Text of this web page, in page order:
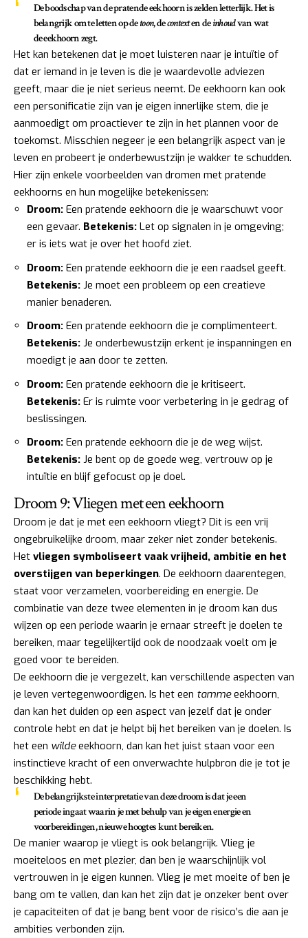
De boodschap van de pratende eekhoorn is zelden letterlijk. Het is
belangrijk om te letten op detoon, decontexten deinhoudvan wat
de eekhoorn zegt.
Het kan betekenen dat je moet luisteren naar je intuïtie of
dat er iemand in je leven is die je waardevolle adviezen
geeft, maar die je niet serieus neemt. De eekhoorn kan ook
een personificatie zijn van je eigen innerlijke stem, die je
aanmoedigt om proactiever te zijn in het plannen voor de
toekomst. Misschien negeer je een belangrijk aspect van je
leven en probeert je onderbewustzijn je wakker te schudden.
Hier zijn enkele voorbeelden van dromen met pratende
eekhoorns en hun mogelijke betekenissen:
Droom: Een pratende eekhoorn die je waarschuwt voor
een gevaar. Betekenis: Let op signalen in je omgeving;
er is iets wat je over het hoofd ziet.
Droom: Een pratende eekhoorn die je een raadsel geeft.
Betekenis: Je moet een probleem op een creatieve
manier benaderen.
Droom: Een pratende eekhoorn die je complimenteert.
Betekenis: Je onderbewustzijn erkent je inspanningen en
moedigt je aan door te zetten.
Droom: Een pratende eekhoorn die je kritiseert.
Betekenis: Er is ruimte voor verbetering in je gedrag of
beslissingen.
Droom: Een pratende eekhoorn die je de weg wijst.
Betekenis: Je bent op de goede weg, vertrouw op je
intuïtie en blijf gefocust op je doel.
Droom 9: Vliegen met een eekhoorn
Droom je dat je met een eekhoorn vliegt? Dit is een vrij
ongebruikelijke droom, maar zeker niet zonder betekenis.
Het vliegen symboliseert vaak vrijheid, ambitie en het
overstijgen van beperkingen. De eekhoorn daarentegen,
staat voor verzamelen, voorbereiding en energie. De
combinatie van deze twee elementen in je droom kan dus
wijzen op een periode waarin je ernaar streeft je doelen te
bereiken, maar tegelijkertijd ook de noodzaak voelt om je
goed voor te bereiden.
De eekhoorn die je vergezelt, kan verschillende aspecten van
je leven vertegenwoordigen. Is het een tammeeekhoorn,
dan kan het duiden op een aspect van jezelf dat je onder
controle hebt en dat je helpt bij het bereiken van je doelen. Is
het een wildeeekhoorn, dan kan het juist staan voor een
instinctieve kracht of een onverwachte hulpbron die je tot je
beschikking hebt.
De belangrijkste interpretatie van deze droom is dat je een
periode ingaat waarin je met behulp van je eigen energie en
voorbereidingen, nieuwe hoogtes kunt bereiken.
De manier waarop je vliegt is ook belangrijk. Vlieg je
moeiteloos en met plezier, dan ben je waarschijnlijk vol
vertrouwen in je eigen kunnen. Vlieg je met moeite of ben je
bang om te vallen, dan kan het zijn dat je onzeker bent over
je capaciteiten of dat je bang bent voor de risico’s die aan je
ambities verbonden zijn.